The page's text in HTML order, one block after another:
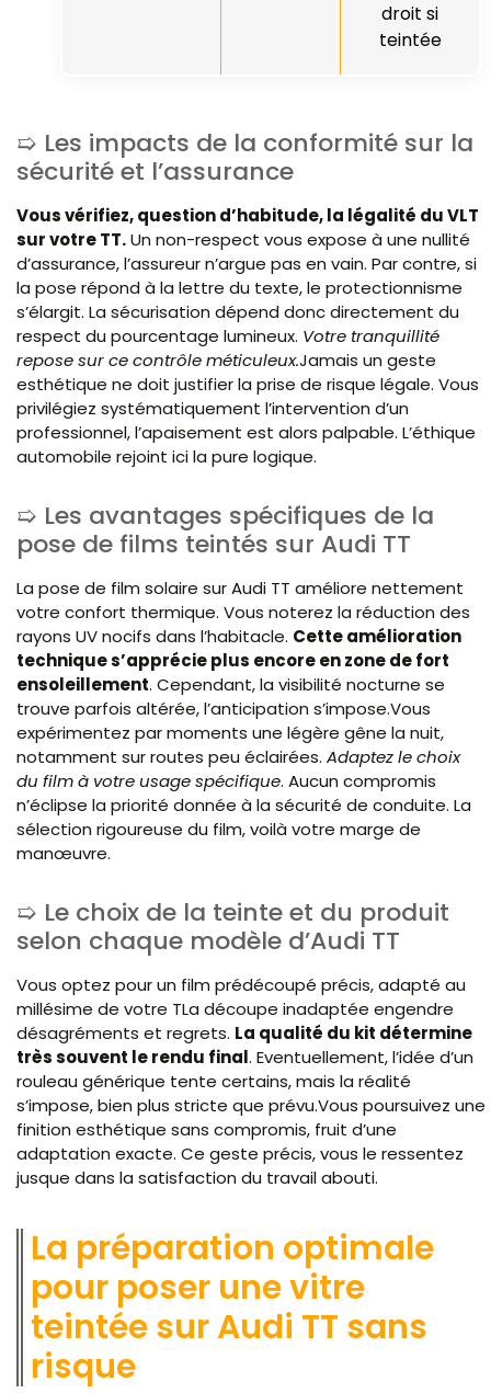
droit si
teintée
Les impacts de la conformité sur la
sécurité et l’assurance
Vous vérifiez, question d’habitude, la légalité du VLT
sur votre TT.Un non-respect vous expose à une nullité
d’assurance, l’assureur n’argue pas en vain. Par contre, si
la pose répond à la lettre du texte, le protectionnisme
s’élargit. La sécurisation dépend donc directement du
respect du pourcentage lumineux. Votre tranquillité
repose sur ce contrôle méticuleux.Jamais un geste
esthétique ne doit justifier la prise de risque légale. Vous
privilégiez systématiquement l’intervention d’un
professionnel, l’apaisement est alors palpable. L’éthique
automobile rejoint ici la pure logique.
Les avantages spécifiques de la
pose de films teintés sur Audi TT
La pose de film solaire sur Audi TT améliore nettement
votre confort thermique. Vous noterez la réduction des
rayons UV nocifs dans l’habitacle. Cette amélioration
technique s’apprécie plus encore en zone de fort
ensoleillement. Cependant, la visibilité nocturne se
trouve parfois altérée, l’anticipation s’impose.Vous
expérimentez par moments une légère gêne la nuit,
notamment sur routes peu éclairées. Adaptez le choix
du film à votre usage spécifique. Aucun compromis
n’éclipse la priorité donnée à la sécurité de conduite. La
sélection rigoureuse du film, voilà votre marge de
manœuvre.
Le choix de la teinte et du produit
selon chaque modèle d’Audi TT
Vous optez pour un film prédécoupé précis, adapté au
millésime de votre TLa découpe inadaptée engendre
désagréments et regrets. La qualité du kit détermine
très souvent le rendu final. Eventuellement, l’idée d’un
rouleau générique tente certains, mais la réalité
s’impose, bien plus stricte que prévu.Vous poursuivez une
finition esthétique sans compromis, fruit d’une
adaptation exacte. Ce geste précis, vous le ressentez
jusque dans la satisfaction du travail abouti.
La préparation optimale
pour poser une vitre
teintée sur Audi TT sans
risque